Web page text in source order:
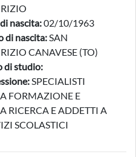
nascita:02/10/1963
di nascita:SAN
CANAVESE (TO)
di studio:
SPECIALISTI
FORMAZIONE E
RICERCA E ADDETTI A
SCOLASTICI